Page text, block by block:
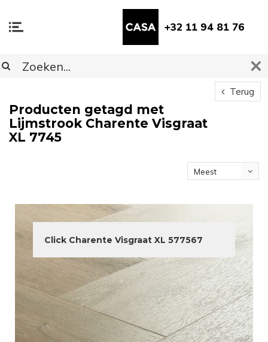
+32 11 94 81 76
Terug
Producten getagd met
Lijmstrook Charente Visgraat
XL 7745
Meest
Click Charente Visgraat XL 577567